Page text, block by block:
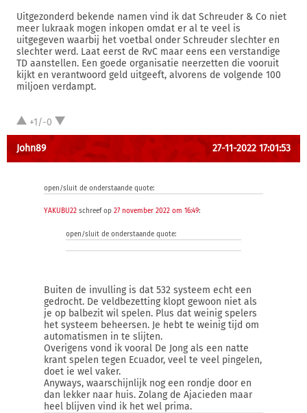
Uitgezonderd bekende namen vind ik dat Schreuder & Co niet
meer lukraak mogen inkopen omdat er al te veel is
uitgegeven waarbij het voetbal onder Schreuder slechter en
slechter werd. Laat eerst de RvC maar eens een verstandige
TD aanstellen. Een goede organisatie neerzetten die vooruit
kijkt en verantwoord geld uitgeeft, alvorens de volgende 100
miljoen verdampt.
+1/-0
John89 27-11-2022 17:01:53
open/sluit de onderstaande quote:
YAKUBU22 schreef op 27 november 2022 om 16:49:
open/sluit de onderstaande quote:
Buiten de invulling is dat 532 systeem echt een
gedrocht. De veldbezetting klopt gewoon niet als
je op balbezit wil spelen. Plus dat weinig spelers
het systeem beheersen. Je hebt te weinig tijd om
automatismen in te slijten.
Overigens vond ik vooral De Jong als een natte
krant spelen tegen Ecuador, veel te veel pingelen,
doet ie wel vaker.
Anyways, waarschijnlijk nog een rondje door en
dan lekker naar huis. Zolang de Ajacieden maar
heel blijven vind ik het wel prima.